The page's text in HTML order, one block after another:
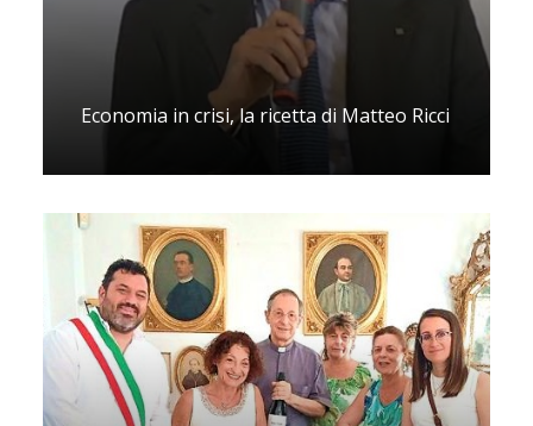
Economia in crisi, la ricetta di Matteo Ricci